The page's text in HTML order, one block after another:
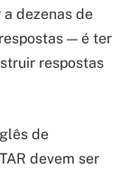
dezenas de
— é ter
respostas
de
devem ser